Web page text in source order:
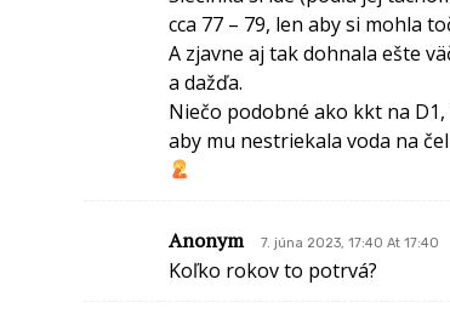
cca 77 – 79, len aby si mohla
A zjavne aj tak dohnala ešte
a dažďa.
Niečo podobné ako kkt na
aby mu nestriekala voda na
Anonym 7. júna 2023, 17:40 At 17:40
Koľko rokov to potrvá?